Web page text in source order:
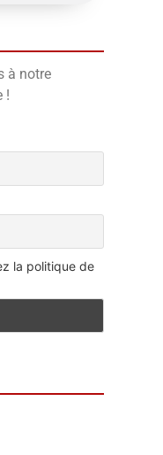
à notre
!
la politique de